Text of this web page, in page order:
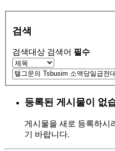
검색
검색대상 검색어 필수
등록된 게시물이 없
게시물을 새로 등록하시
기 바랍니다.